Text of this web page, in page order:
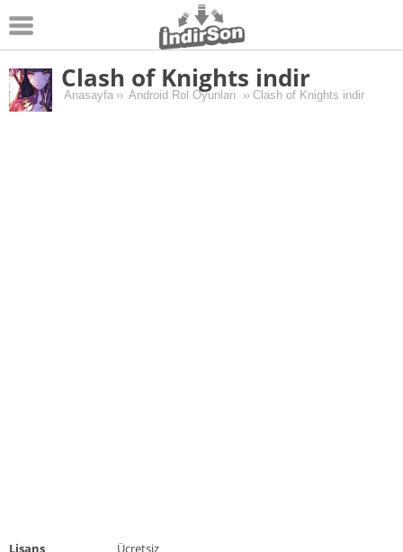
Android
Pc Oyunları
Clash of Knights indir
Anasayfa ›› Android Rol Oyunları ›› Clash of Knights indir
Lisans
Ücretsiz